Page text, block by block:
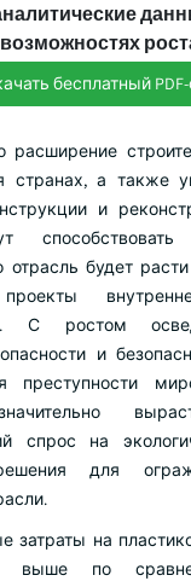
возможностях
бесплатный
расширение
странах, а также
и
отрасль будет
С ростом
и
преступности
спрос на
для
затраты на
выше по